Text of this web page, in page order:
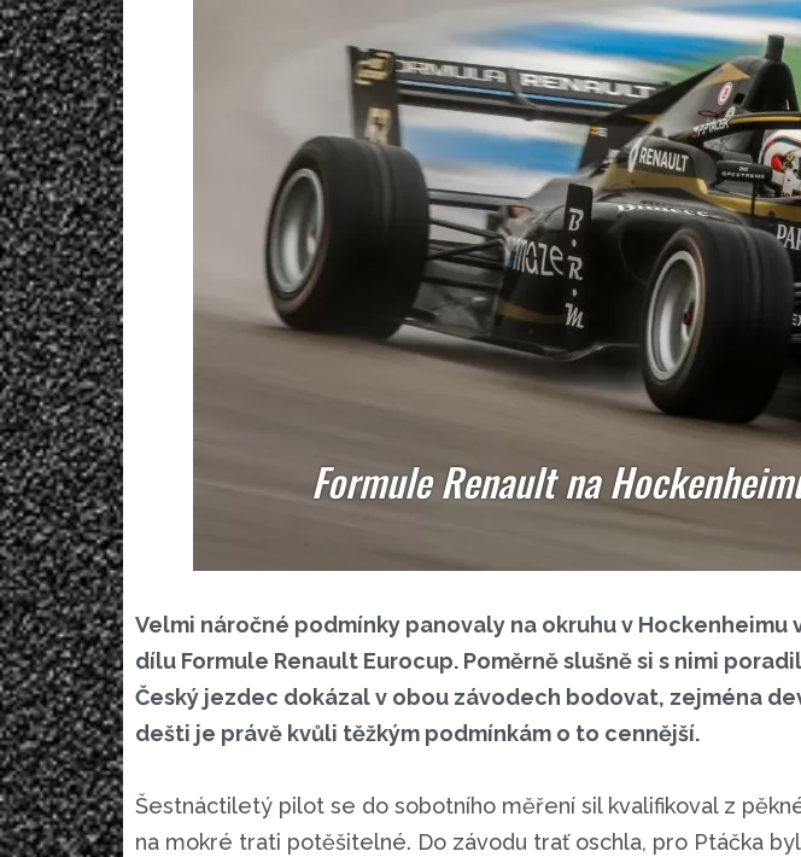
Formule Renault na
Velmi náročné podmínky panovaly na okruhu v Hockenheimu
dílu Formule Renault Eurocup. Poměrně slušně si s nimi
Český jezdec dokázal v obou závodech bodovat, zejména
dešti je právě kvůli těžkým podmínkám o to cennější.
Šestnáctiletý pilot se do sobotního měření sil kvalifikoval z
na mokré trati potěšitelné. Do závodu trať oschla, pro Ptáčka